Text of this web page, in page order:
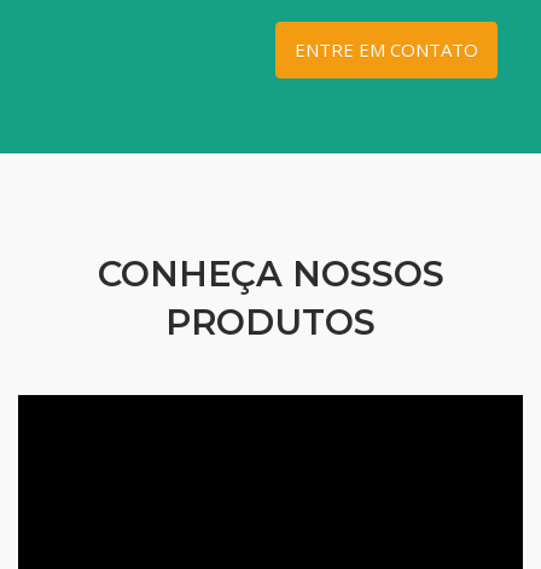
ENTRE EM CONTATO
CONHEÇA NOSSOS
PRODUTOS